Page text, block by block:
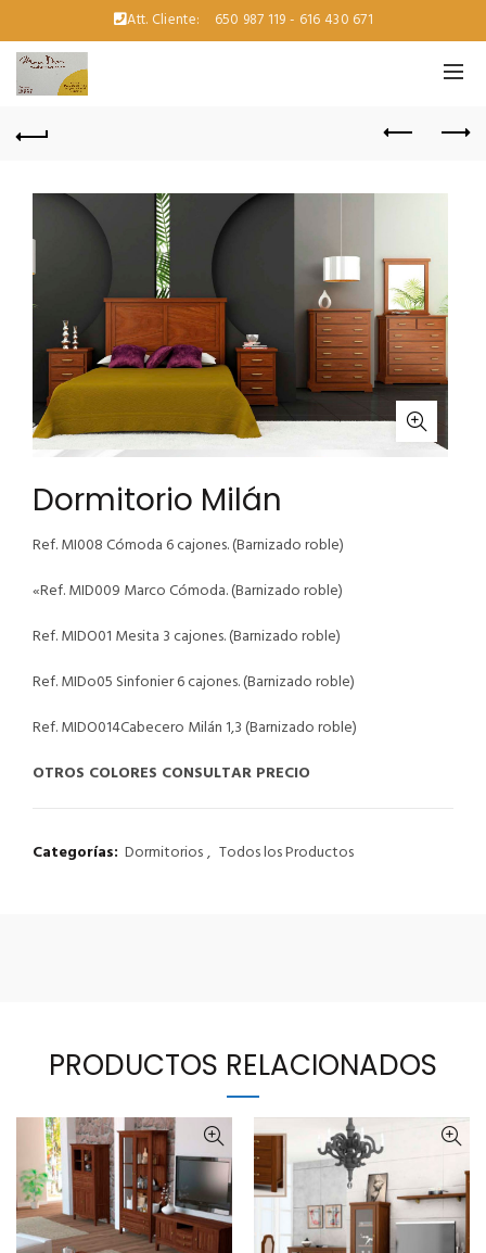
Att. Cliente: 650 987 119 - 616 430 671
Dormitorio Milán
Ref. MI008 Cómoda 6 cajones. (Barnizado roble)
«Ref. MID009 Marco Cómoda. (Barnizado roble)
Ref. MIDO01 Mesita 3 cajones. (Barnizado roble)
Ref. MIDo05 Sinfonier 6 cajones. (Barnizado roble)
Ref. MIDO014Cabecero Milán 1,3 (Barnizado roble)
OTROS COLORES CONSULTAR PRECIO
Categorías: Dormitorios, Todos los Productos
PRODUCTOS RELACIONADOS